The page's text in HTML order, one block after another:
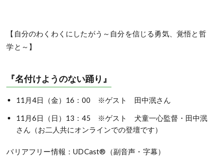
【自分のわくわくにしたがう～自分を信じる勇気、覚悟と哲
学と～】
『名付けようのない踊り』
11 月4日（金） 16 ：00 ※ゲスト 田中泯さん
11 月6日（日） 13 ：45 ※ゲスト 犬童一心監督・田中泯
さん（お二人共にオンラインでの登壇です）
バリアフリー情報：UDCast® （副音声・字幕）